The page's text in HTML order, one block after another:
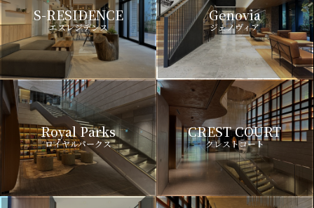
S-RESIDENCE
エスレジデンス
Genovia
ジェノヴィア
Royal Parks
ロイヤルパークス
CREST COURT
クレストコート